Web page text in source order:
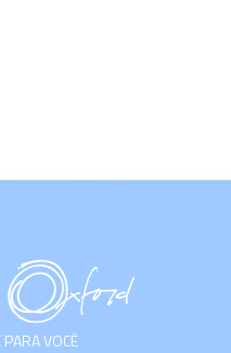
PARA VOCÊ